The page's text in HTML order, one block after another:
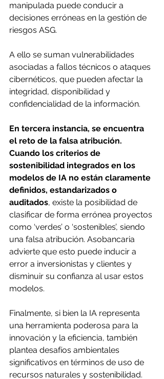
manipulada puede conducir a
decisiones erróneas en la gestión de
riesgos ASG.
A ello se suman vulnerabilidades
asociadas a fallos técnicos o ataques
cibernéticos, que pueden afectar la
integridad, disponibilidad y
confidencialidad de la información.
En tercera instancia, se encuentra
el reto de la falsa atribución.
Cuando los criterios de
sostenibilidad integrados en los
modelos de IA no están claramente
definidos, estandarizados o
auditados, existe la posibilidad de
clasificar de forma errónea proyectos
como ‘verdes’ o ‘sostenibles’, siendo
una falsa atribución. Asobancaria
advierte que esto puede inducir a
error a inversionistas y clientes y
disminuir su confianza al usar estos
modelos.
Finalmente, si bien la IA representa
una herramienta poderosa para la
innovación y la eficiencia, también
plantea desafíos ambientales
significativos en términos de uso de
recursos naturales y sostenibilidad.